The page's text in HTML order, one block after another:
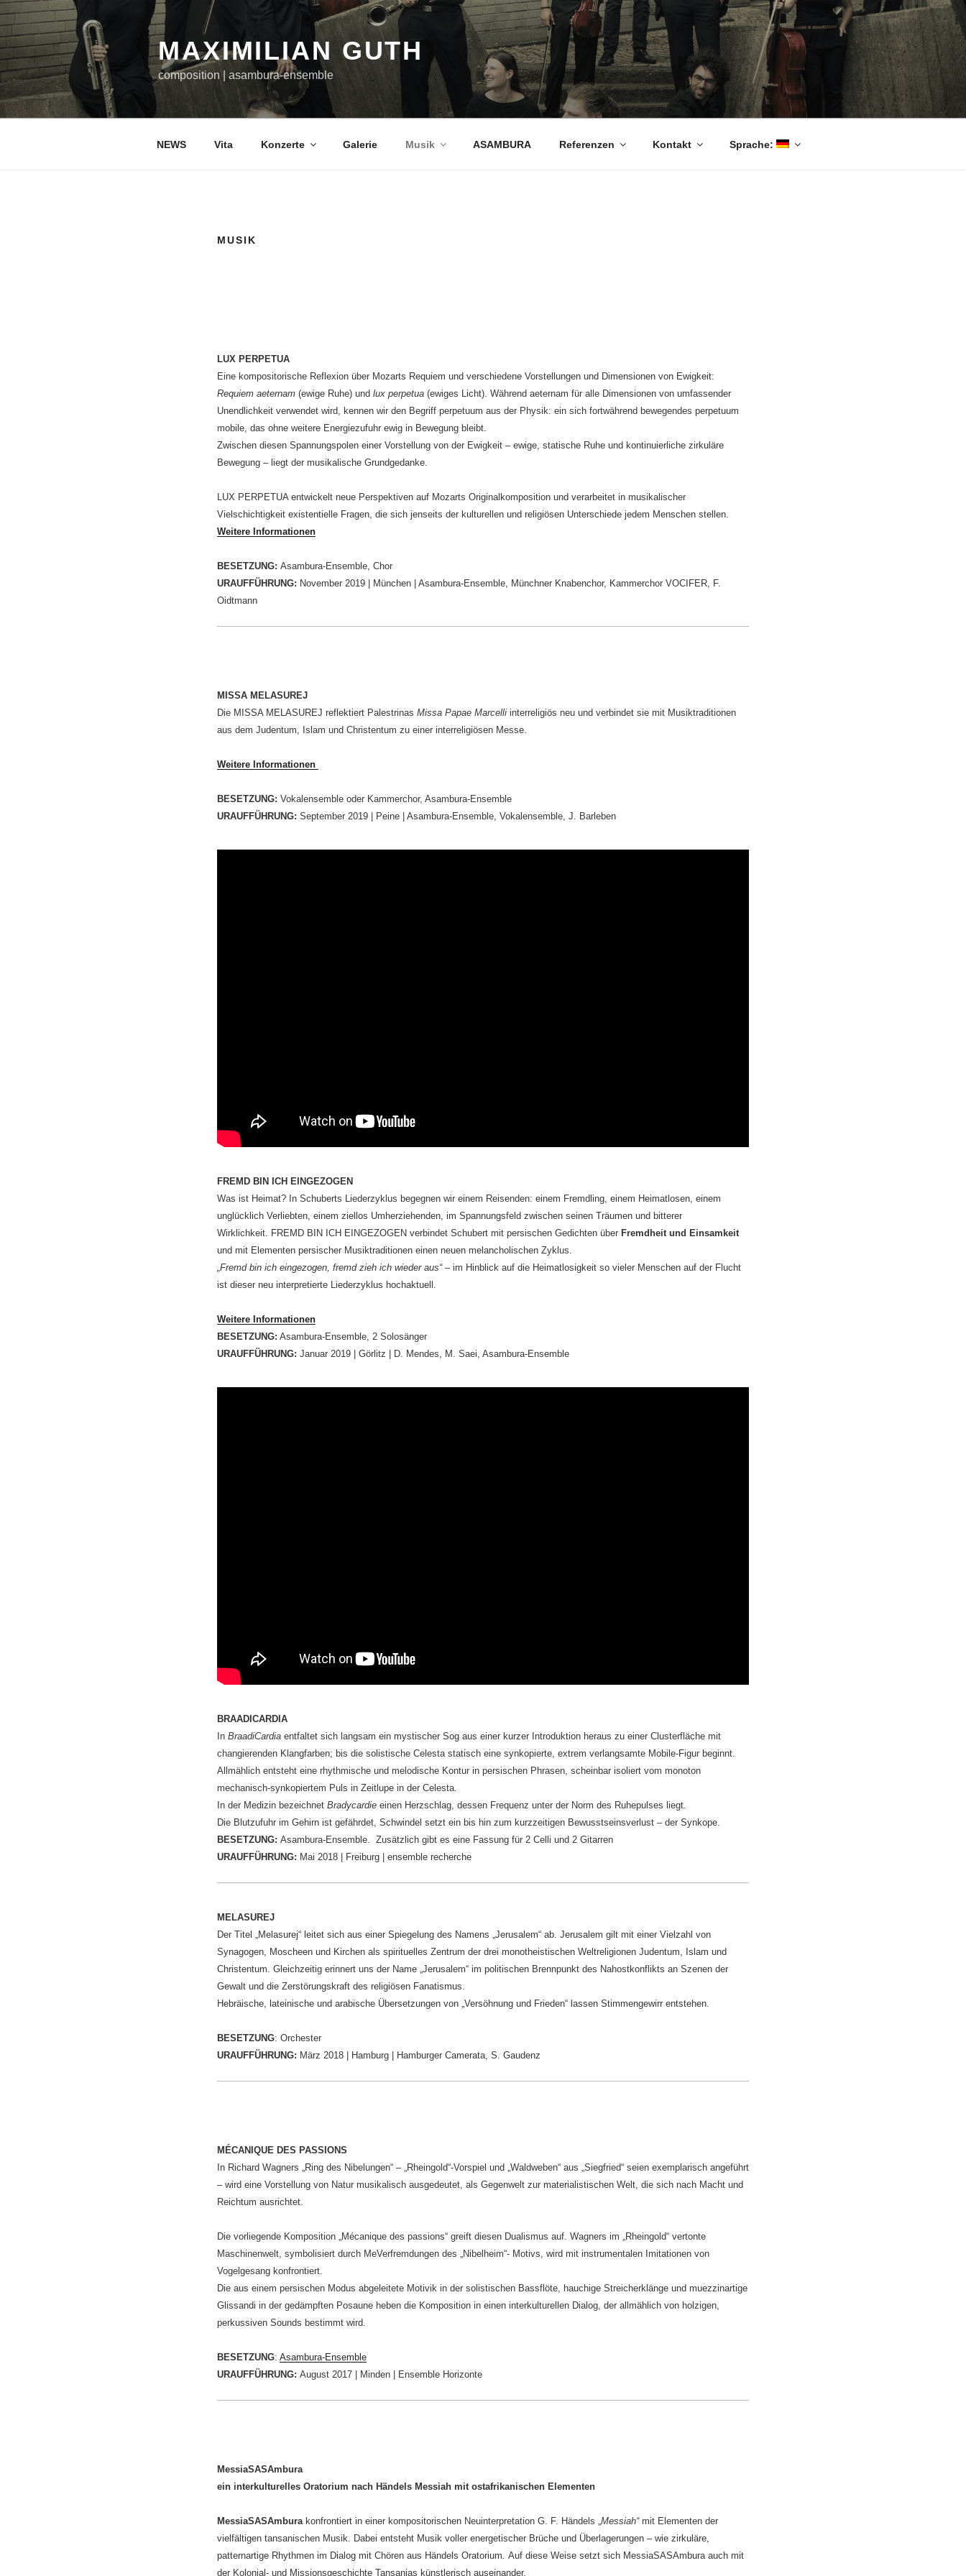
Zum
Inhalt
springen
MAXIMILIAN GUTH
composition | asambura-ensemble
NEWS Vita Konzerte Galerie Musik ASAMBURA Referenzen Kontakt Sprache:
MUSIK
LUX PERPETUA
Eine kompositorische Reflexion über Mozarts Requiem und verschiedene Vorstellungen und Dimensionen von Ewigkeit:
Requiem aeternam (ewige Ruhe) und lux perpetua (ewiges Licht). Während aeternam für alle Dimensionen von umfassender
Unendlichkeit verwendet wird, kennen wir den Begriff perpetuum aus der Physik: ein sich fortwährend bewegendes perpetuum
mobile, das ohne weitere Energiezufuhr ewig in Bewegung bleibt.
Zwischen diesen Spannungspolen einer Vorstellung von der Ewigkeit – ewige, statische Ruhe und kontinuierliche zirkuläre
Bewegung – liegt der musikalische Grundgedanke.
LUX PERPETUA entwickelt neue Perspektiven auf Mozarts Originalkomposition und verarbeitet in musikalischer
Vielschichtigkeit existentielle Fragen, die sich jenseits der kulturellen und religiösen Unterschiede jedem Menschen stellen.
Weitere Informationen
BESETZUNG: Asambura-Ensemble, Chor
URAUFFÜHRUNG: November 2019 | München | Asambura-Ensemble, Münchner Knabenchor, Kammerchor VOCIFER, F.
Oidtmann
MISSA MELASUREJ
Die MISSA MELASUREJ reflektiert Palestrinas Missa Papae Marcelli interreligiös neu und verbindet sie mit Musiktraditionen
aus dem Judentum, Islam und Christentum zu einer interreligiösen Messe.
Weitere Informationen
BESETZUNG: Vokalensemble oder Kammerchor, Asambura-Ensemble
URAUFFÜHRUNG: September 2019 | Peine | Asambura-Ensemble, Vokalensemble, J. Barleben
FREMD BIN ICH EINGEZOGEN
Was ist Heimat? In Schuberts Liederzyklus begegnen wir einem Reisenden: einem Fremdling, einem Heimatlosen, einem
unglücklich Verliebten, einem ziellos Umherziehenden, im Spannungsfeld zwischen seinen Träumen und bitterer
Wirklichkeit. FREMD BIN ICH EINGEZOGEN verbindet Schubert mit persischen Gedichten über Fremdheit und Einsamkeit
und mit Elementen persischer Musiktraditionen einen neuen melancholischen Zyklus.
„Fremd bin ich eingezogen, fremd zieh ich wieder aus“– im Hinblick auf die Heimatlosigkeit so vieler Menschen auf der Flucht
ist dieser neu interpretierte Liederzyklus hochaktuell.
Weitere Informationen
BESETZUNG: Asambura-Ensemble, 2 Solosänger
URAUFFÜHRUNG: Januar 2019 | Görlitz | D. Mendes, M. Saei, Asambura-Ensemble
BRAADICARDIA
In BraadiCardia entfaltet sich langsam ein mystischer Sog aus einer kurzer Introduktion heraus zu einer Clusterfläche mit
changierenden Klangfarben; bis die solistische Celesta statisch eine synkopierte, extrem verlangsamte Mobile-Figur beginnt.
Allmählich entsteht eine rhythmische und melodische Kontur in persischen Phrasen, scheinbar isoliert vom monoton
mechanisch-synkopiertem Puls in Zeitlupe in der Celesta.
In der Medizin bezeichnet Bradycardie einen Herzschlag, dessen Frequenz unter der Norm des Ruhepulses liegt.
Die Blutzufuhr im Gehirn ist gefährdet, Schwindel setzt ein bis hin zum kurzzeitigen Bewusstseinsverlust – der Synkope.
BESETZUNG: Asambura-Ensemble. Zusätzlich gibt es eine Fassung für 2 Celli und 2 Gitarren
URAUFFÜHRUNG: Mai 2018 | Freiburg | ensemble recherche
MELASUREJ
Der Titel „Melasurej“ leitet sich aus einer Spiegelung des Namens „Jerusalem“ ab. Jerusalem gilt mit einer Vielzahl von
Synagogen, Moscheen und Kirchen als spirituelles Zentrum der drei monotheistischen Weltreligionen Judentum, Islam und
Christentum. Gleichzeitig erinnert uns der Name „Jerusalem“ im politischen Brennpunkt des Nahostkonflikts an Szenen der
Gewalt und die Zerstörungskraft des religiösen Fanatismus.
Hebräische, lateinische und arabische Übersetzungen von „Versöhnung und Frieden“ lassen Stimmengewirr entstehen.
BESETZUNG: Orchester
URAUFFÜHRUNG: März 2018 | Hamburg | Hamburger Camerata, S. Gaudenz
MÉCANIQUE DES PASSIONS
In Richard Wagners „Ring des Nibelungen“ – „Rheingold“-Vorspiel und „Waldweben“ aus „Siegfried“ seien exemplarisch angeführt
– wird eine Vorstellung von Natur musikalisch ausgedeutet, als Gegenwelt zur materialistischen Welt, die sich nach Macht und
Reichtum ausrichtet.
Die vorliegende Komposition „Mécanique des passions“ greift diesen Dualismus auf. Wagners im „Rheingold“ vertonte
Maschinenwelt, symbolisiert durch MeVerfremdungen des „Nibelheim“- Motivs, wird mit instrumentalen Imitationen von
Vogelgesang konfrontiert.
Die aus einem persischen Modus abgeleitete Motivik in der solistischen Bassflöte, hauchige Streicherklänge und muezzinartige
Glissandi in der gedämpften Posaune heben die Komposition in einen interkulturellen Dialog, der allmählich von holzigen,
perkussiven Sounds bestimmt wird.
BESETZUNG: Asambura-Ensemble
URAUFFÜHRUNG: August 2017 | Minden | Ensemble Horizonte
MessiaSASAmbura
ein interkulturelles Oratorium nach Händels Messiah mit ostafrikanischen Elementen
MessiaSASAmburakonfrontiert in einer kompositorischen Neuinterpretation G. F. Händels „Messiah“mit Elementen der
vielfältigen tansanischen Musik. Dabei entsteht Musik voller energetischer Brüche und Überlagerungen – wie zirkuläre,
patternartige Rhythmen im Dialog mit Chören aus Händels Oratorium. Auf diese Weise setzt sich MessiaSASAmbura auch mit
der Kolonial- und Missionsgeschichte Tansanias künstlerisch auseinander.